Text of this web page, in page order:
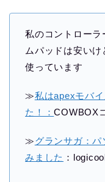
私のコントロー
ムパッドは安い
使っています
≫私はapexモバ
た！：COWBOX
≫グランサガ：
みました ：